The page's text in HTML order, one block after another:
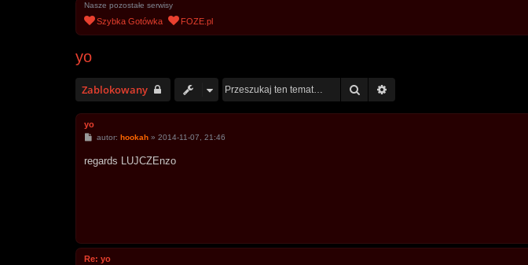
Nasze pozostałe serwisy
Szybka Gotówka FOZE.pl
yo
Zablokowany Szukaj
yo
P
t
autor: hookah» 2014-11-07, 21:46
regards LUJCZEnzo
Re: yo